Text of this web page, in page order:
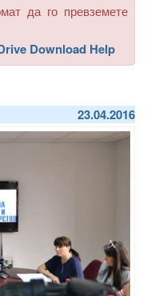
да го превземете
Download Help
23.04.2016